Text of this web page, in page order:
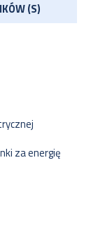
(S)
za energię